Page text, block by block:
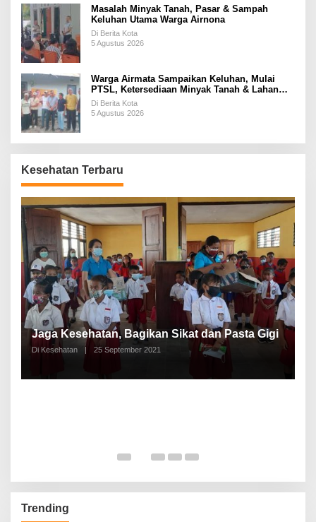
Masalah Minyak Tanah, Pasar & Sampah
Keluhan Utama Warga Airnona
Di Berita Kota
5 Agustus 2026
Warga Airmata Sampaikan Keluhan, Mulai
PTSL, Ketersediaan Minyak Tanah & Lahan
Pemakaman
Di Berita Kota
5 Agustus 2026
Kesehatan Terbaru
Jaga Kesehatan, Bagikan Sikat dan Pasta Gigi
Di Kesehatan 25 September 2021
Trending